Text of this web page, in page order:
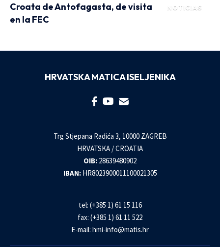
NOTICIAS
Croata de Antofagasta, de visita
en la FEC
HRVATSKA MATICA ISELJENIKA
Trg Stjepana Radića 3, 10000 ZAGREB
HRVATSKA / CROATIA
OIB: 28639480902
IBAN: HR8023900011100021305
tel: (+385 1) 61 15 116
fax: (+385 1) 61 11 522
E-mail: hmi-info@matis.hr